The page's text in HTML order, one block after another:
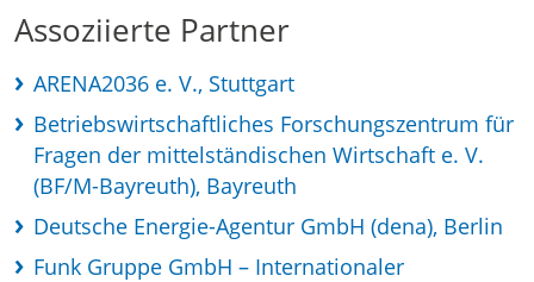
Assoziierte Partner
ARENA2036 e. V., Stuttgart
Betriebswirtschaftliches Forschungszentrum für
Fragen der mittelständischen Wirtschaft e. V.
(BF/M-Bayreuth), Bayreuth
Deutsche Energie-Agentur GmbH (dena), Berlin
Funk Gruppe GmbH – Internationaler